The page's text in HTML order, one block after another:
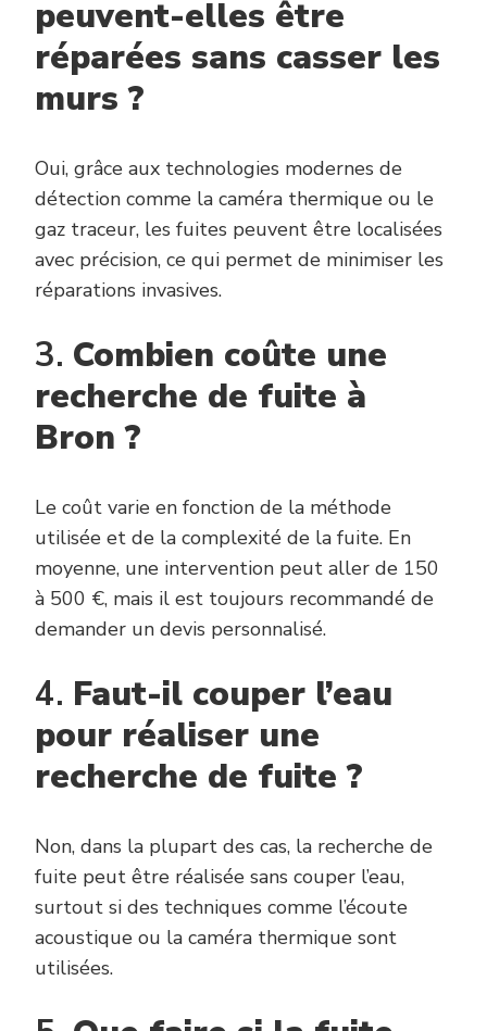
peuvent-elles être
réparées sans casser les
murs ?
Oui, grâce aux technologies modernes de
détection comme la caméra thermique ou le
gaz traceur, les fuites peuvent être localisées
avec précision, ce qui permet de minimiser les
réparations invasives.
3. Combien coûte une
recherche de fuite à
Bron ?
Le coût varie en fonction de la méthode
utilisée et de la complexité de la fuite. En
moyenne, une intervention peut aller de 150
à 500 €, mais il est toujours recommandé de
demander un devis personnalisé.
4. Faut-il couper l’eau
pour réaliser une
recherche de fuite ?
Non, dans la plupart des cas, la recherche de
fuite peut être réalisée sans couper l’eau,
surtout si des techniques comme l’écoute
acoustique ou la caméra thermique sont
utilisées.